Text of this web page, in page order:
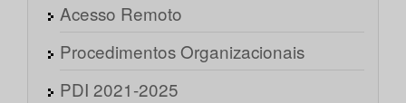
Acesso Remoto
Procedimentos Organizacionais
PDI 2021-2025